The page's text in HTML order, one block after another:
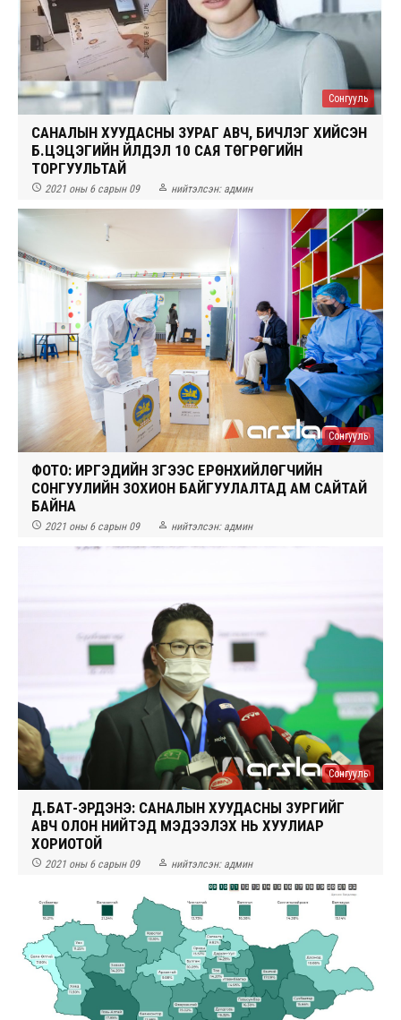
Сонгууль
САНАЛЫН ХУУДАСНЫ ЗУРАГ АВЧ, БИЧЛЭГ ХИЙСЭН
Б.ЦЭЦЭГИЙН ҮЙЛДЭЛ 10 САЯ ТӨГРӨГИЙН
ТОРГУУЛЬТАЙ
 2021 оны 6 сарын 09  нийтэлсэн: админ
Сонгууль
ФОТО: ИРГЭДИЙН ЗҮГЭЭС ЕРӨНХИЙЛӨГЧИЙН
СОНГУУЛИЙН ЗОХИОН БАЙГУУЛАЛТАД АМ САЙТАЙ
БАЙНА
 2021 оны 6 сарын 09  нийтэлсэн: админ
Сонгууль
Д.БАТ-ЭРДЭНЭ: САНАЛЫН ХУУДАСНЫ ЗУРГИЙГ
АВЧ ОЛОН НИЙТЭД МЭДЭЭЛЭХ НЬ ХУУЛИАР
ХОРИОТОЙ
 2021 оны 6 сарын 09  нийтэлсэн: админ